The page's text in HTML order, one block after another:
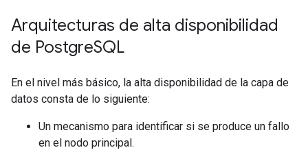
Arquitecturas de alta disponibilidad
de PostgreSQL
En el nivel más básico, la alta disponibilidad de la capa de
datos consta de lo siguiente:
Un mecanismo para identificar si se produce un fallo
en el nodo principal.